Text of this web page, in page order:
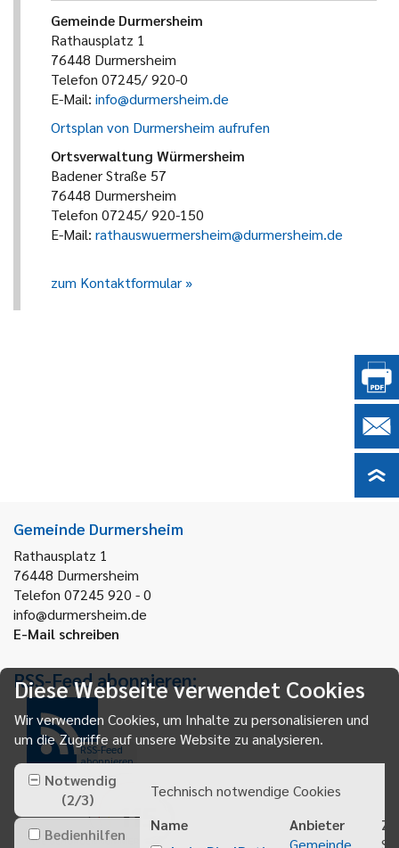
Gemeinde Durmersheim
Rathausplatz 1
76448 Durmersheim
Telefon 07245/ 920-0
E-Mail: info@durmersheim.de
Ortsplan von Durmersheim aufrufen
Ortsverwaltung Würmersheim
Badener Straße 57
76448 Durmersheim
Telefon 07245/ 920-150
E-Mail: rathauswuermersheim@durmersheim.de
zum Kontaktformular
Gemeinde Durmersheim
Rathausplatz 1
76448 Durmersheim
Telefon 07245 920 - 0
info@durmersheim.de
E-Mail schreiben
RSS-Feed abonnieren:
RSS-Feed
abonnieren
Diese Webseite verwendet Cookies
Wir verwenden Cookies, um Inhalte zu personalisieren und
um die Zugriffe auf unsere Website zu analysieren.
Notwendig
(2/3)
Bedienhilfen
Technisch notwendige Cookies
Name
Anbieter
Gemeinde